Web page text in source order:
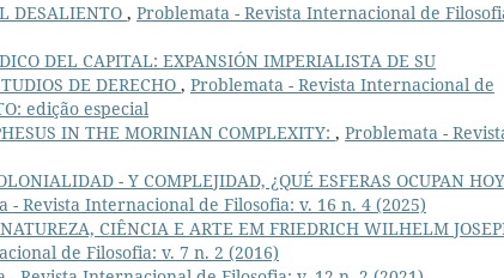
DESALIENTO , Problemata - Revista Internacional de
DEL CAPITAL: EXPANSIÓN IMPERIALISTA DE SU
DE DERECHO , Problemata - Revista Internacional de
edição especial
IN THE MORINIAN COMPLEXITY: , Problemata -
- Y COMPLEJIDAD, ¿QUÉ ESFERAS OCUPAN
- Revista Internacional de Filosofia: v. 16 n. 4 (2025)
CIÊNCIA E ARTE EM FRIEDRICH WILHELM
de Filosofia: v. 7 n. 2 (2016)